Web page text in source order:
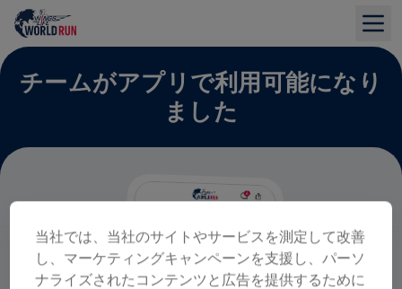
チームがアプリで利用可能になり
ました
当社では、当社のサイトやサービスを測定して改善
し、マーケティングキャンペーンを支援し、パーソ
ナライズされたコンテンツと広告を提供するために